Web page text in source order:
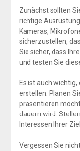
Zunächst sollten
richtige
Kameras,
sicherzustellen,
Sie sicher, dass
und testen Sie
Es ist auch
erstellen. Planen
präsentieren
dauern wird.
Interessen Ihrer
Vergessen Sie